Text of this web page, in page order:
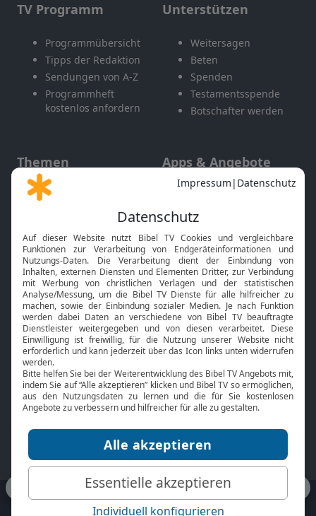
TV Programm
Programmübersicht
Tipps der Redaktion
Sendungen von A-Z
Programmheft
kostenlos anfordern
Unterstützen
Weitersagen
Beten
Spenden
Testamentsspende
Botschafter werden
Themen
Gott und Bibel erklärt
Neuigkeiten
Apps & Angebote
Mobile App
Smart TV
HbbTV
Bibelthek Online-Bibel
Nächster Gottesdienst
Bibel TV
Über uns
Jobs
Mediadaten
Service
Kontakt
TV-Empfang
bibeltv.de: Impressum
Datenschutz
Nutzungsbedingungen
Fakten Bibel TV App